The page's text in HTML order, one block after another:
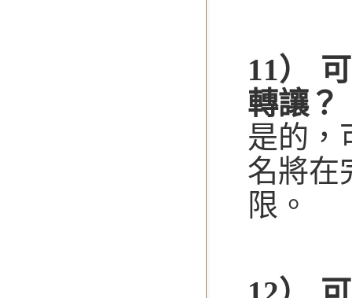
11）
轉讓？
是的，
名將在
限。